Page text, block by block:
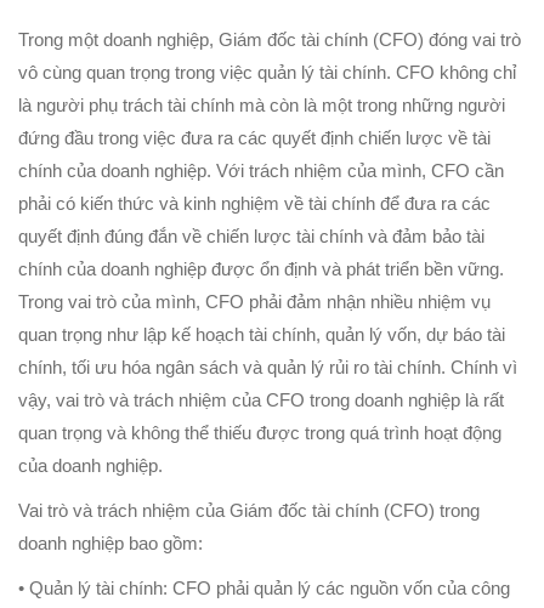
Trong một doanh nghiệp, Giám đốc tài chính (CFO) đóng vai trò
vô cùng quan trọng trong việc quản lý tài chính. CFO không chỉ
là người phụ trách tài chính mà còn là một trong những người
đứng đầu trong việc đưa ra các quyết định chiến lược về tài
chính của doanh nghiệp. Với trách nhiệm của mình, CFO cần
phải có kiến thức và kinh nghiệm về tài chính để đưa ra các
quyết định đúng đắn về chiến lược tài chính và đảm bảo tài
chính của doanh nghiệp được ổn định và phát triển bền vững.
Trong vai trò của mình, CFO phải đảm nhận nhiều nhiệm vụ
quan trọng như lập kế hoạch tài chính, quản lý vốn, dự báo tài
chính, tối ưu hóa ngân sách và quản lý rủi ro tài chính. Chính vì
vậy, vai trò và trách nhiệm của CFO trong doanh nghiệp là rất
quan trọng và không thể thiếu được trong quá trình hoạt động
của doanh nghiệp.
Vai trò và trách nhiệm của Giám đốc tài chính (CFO) trong
doanh nghiệp bao gồm:
• Quản lý tài chính: CFO phải quản lý các nguồn vốn của công